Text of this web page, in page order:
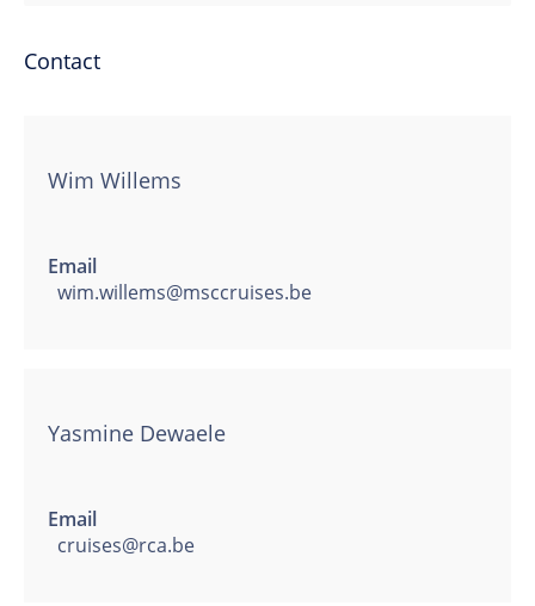
Contact
Wim Willems
Email
wim.willems@msccruises.be
Yasmine Dewaele
Email
cruises@rca.be